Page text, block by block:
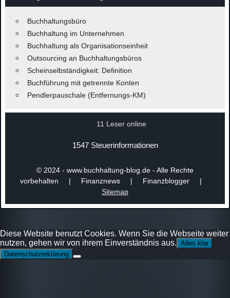
Buchhaltungsbüro
Buchhaltung im Unternehmen
Buchhaltung als Organisationseinheit
Outsourcing an Buchhaltungsbüros
Scheinselbständigkeit: Definition
Buchführung mit getrennte Konten
Pendlerpauschale (Entfernungs-KM)
11 Leser online
1547 Steuerinformationen
© 2024 - www.buchhaltung-blog.de - Alle Rechte
vorbehalten | Finanznews | Finanzblogger |
Sitemap
Diese Website benutzt Cookies. Wenn Sie die Webseite weiter
nutzen, gehen wir von ihrem Einverständnis aus. Alles klar
Datenschutzerklärung